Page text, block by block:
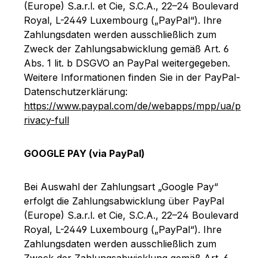
(Europe) S.a.r.l. et Cie, S.C.A., 22–24 Boulevard
Royal, L-2449 Luxembourg („PayPal“). Ihre
Zahlungsdaten werden ausschließlich zum
Zweck der Zahlungsabwicklung gemäß Art. 6
Abs. 1 lit. b DSGVO an PayPal weitergegeben.
Weitere Informationen finden Sie in der PayPal-
Datenschutzerklärung:
https://www.paypal.com/de/webapps/mpp/ua/p
rivacy-full
GOOGLE PAY (via PayPal)
Bei Auswahl der Zahlungsart „Google Pay“
erfolgt die Zahlungsabwicklung über PayPal
(Europe) S.a.r.l. et Cie, S.C.A., 22–24 Boulevard
Royal, L-2449 Luxembourg („PayPal“). Ihre
Zahlungsdaten werden ausschließlich zum